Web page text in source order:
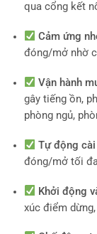
qua cổng kết
Cảm ứng
đóng/mở nhờ
Vận hành
gây tiếng ồn,
phòng ngủ,
Tự động
đóng/mở tối
Khởi động
xúc điểm